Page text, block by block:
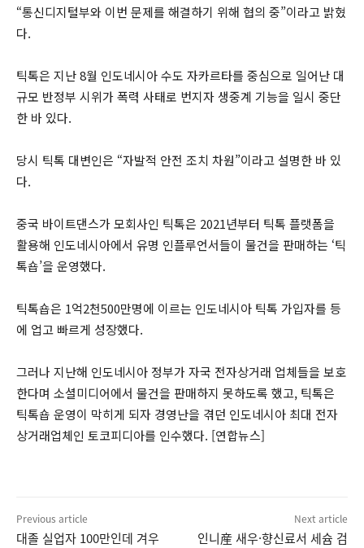
“통신디지털부와 이번 문제를 해결하기 위해 협의 중”이라고 밝혔
다.
틱톡은 지난 8월 인도네시아 수도 자카르타를 중심으로 일어난 대
규모 반정부 시위가 폭력 사태로 번지자 생중계 기능을 일시 중단
한 바 있다.
당시 틱톡 대변인은 “자발적 안전 조치 차원”이라고 설명한 바 있
다.
중국 바이트댄스가 모회사인 틱톡은 2021년부터 틱톡 플랫폼을
활용해 인도네시아에서 유명 인플루언서들이 물건을 판매하는 ‘틱
톡숍’을 운영했다.
틱톡숍은 1억2천500만명에 이르는 인도네시아 틱톡 가입자를 등
에 업고 빠르게 성장했다.
그러나 지난해 인도네시아 정부가 자국 전자상거래 업체들을 보호
한다며 소셜미디어에서 물건을 판매하지 못하도록 했고, 틱톡은
틱톡숍 운영이 막히게 되자 경영난을 겪던 인도네시아 최대 전자
상거래업체인 토코피디아를 인수했다. [연합뉴스]
Previous article
대졸 실업자 100만인데 겨우
Next article
인니産 새우·향신료서 세슘 검